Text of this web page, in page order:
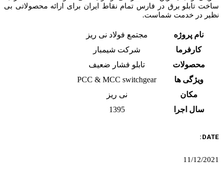
ساخت تابلو برق در فارس تمام نقاط ایران برای ارائه محصولاتی بی
نظیر در خدمت شماست.
نام پروژه
مجتمع فولاد نی ریز
کارفرما
شرکت شیمبار
محصولات
تابلو فشار ضعیف
ویژگی ها
PCC & MCC switchgear
مکان
نی ریز
سال اجرا
1395
DATE:
11/12/2021